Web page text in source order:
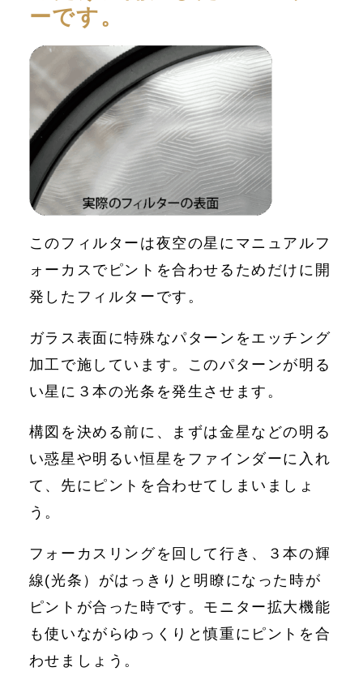
ーです。
このフィルターは夜空の星にマニュアルフ
ォーカスでピントを合わせるためだけに開
発したフィルターです。
ガラス表面に特殊なパターンをエッチング
加工で施しています。このパターンが明る
い星に３本の光条を発生させます。
構図を決める前に、まずは金星などの明る
い惑星や明るい恒星をファインダーに入れ
て、先にピントを合わせてしまいましょ
う。
フォーカスリングを回して行き、３本の輝
線(光条）がはっきりと明瞭になった時が
ピントが合った時です。モニター拡大機能
も使いながらゆっくりと慎重にピントを合
わせましょう。